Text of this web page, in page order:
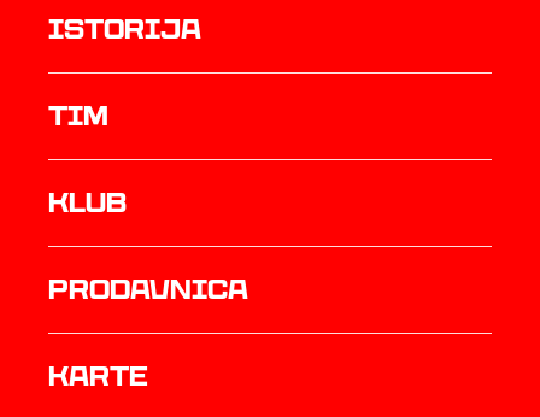
istorija
TIM
Klub
prodavnica
Karte